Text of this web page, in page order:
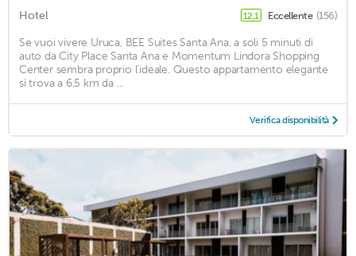
Hotel 12,1 Eccellente (156)
Se vuoi vivere Uruca, BEE Suites Santa Ana, a soli 5 minuti di
auto da City Place Santa Ana e Momentum Lindora Shopping
Center sembra proprio l'ideale. Questo appartamento elegante
si trova a 6,5 km da ...
Verifica disponibilità